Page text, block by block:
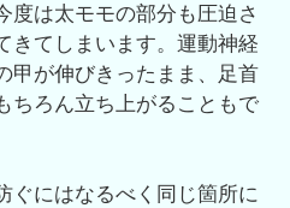
度は太モモの部分も圧迫さ
きてしまいます。運動神経
甲が伸びきったまま、足首
ちろん立ち上がることもで
ぐにはなるべく同じ箇所に